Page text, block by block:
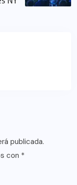
publicada.
con *